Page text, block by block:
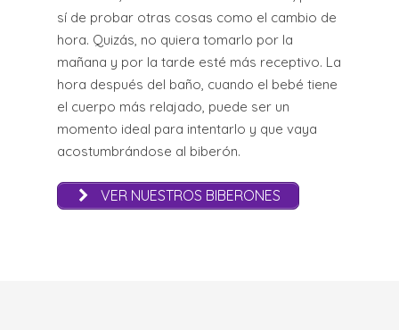
sí de probar otras cosas como el cambio de
hora. Quizás, no quiera tomarlo por la
mañana y por la tarde esté más receptivo. La
hora después del baño, cuando el bebé tiene
el cuerpo más relajado, puede ser un
momento ideal para intentarlo y que vaya
acostumbrándose al biberón.
VER NUESTROS BIBERONES